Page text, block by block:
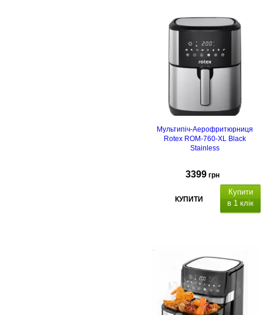
Гарантійний термін 24
місяці
Мультипіч-Аерофритюрниця
Rotex ROM-760-XL Black
Stainless
3399 грн
КУПИТИ
Купити
в 1 клік